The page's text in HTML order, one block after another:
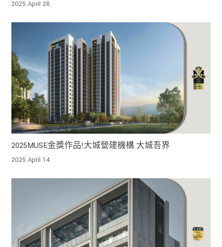
2025 April 28
2025MUSE金獎作品!大城營建機構 大城吾界
2025 April 14